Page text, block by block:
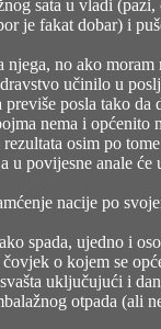
sata u vladi
je fakat dobar) i
no ako
učinilo u
posla tako
nema i općenito
osim po
u povijesne anale
nacije po
ujedno i
o kojem se
uključujući i
otpada (ali